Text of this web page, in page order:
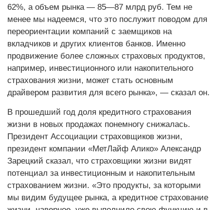
62%, а объем рынка — 85—87 млрд руб. Тем не
менее мы надеемся, что это послужит поводом для
переориентации компаний с заемщиков на
вкладчиков и других клиентов банков. Именно
продвижение более сложных страховых продуктов,
например, инвестиционного или накопительного
страхования жизни, может стать основным
драйвером развития для всего рынка», — сказал он.
В прошедший год доля кредитного страхования
жизни в новых продажах понемногу снижалась.
Президент Ассоциации страховщиков жизни,
президент компании «МетЛайф Алико» Александр
Зарецкий сказал, что страховщики жизни видят
потенциал за инвестиционным и накопительным
страхованием жизни. «Это продукты, за которыми
мы видим будущее рынка, а кредитное страхование